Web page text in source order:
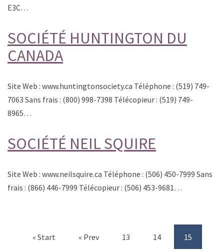
E3C…
SOCIÉTÉ HUNTINGTON DU
CANADA
Site Web : www.huntingtonsociety.ca Téléphone : (519) 749-
7063 Sans frais : (800) 998-7398 Télécopieur : (519) 749-
8965…
SOCIÉTÉ NEIL SQUIRE
Site Web : www.neilsquire.ca Téléphone : (506) 450-7999 Sans
frais : (866) 446-7999 Télécopieur : (506) 453-9681…
« Start « Prev 13 14
15